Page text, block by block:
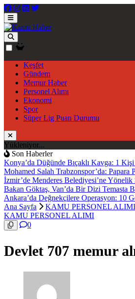
Keşfet
Gündem
Memur Haber
Personel Alımı
Ekonomi
Spor
Süper Lig Puan Durumu
Yükleniyor...
Son Haberler
Konya’da Düğünde Bıçaklı Kavga: 1 Kişi
Mohamed Salah Trabzonspor’da: Papara
İzmir’de Menderes Belediyesi’ne
Bakan Göktaş, Van’da Bir Dizi Temasta
Ankara’da Değnekçilere Operasyon: 10
Ana Sayfa
KAMU PERSONEL ALIMI
KAMU PERSONEL ALIMI
0
Devlet 707 memur